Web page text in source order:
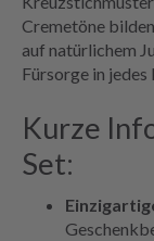
Cremetöne
auf natürlichem
Fürsorge in
Kurze
Set: